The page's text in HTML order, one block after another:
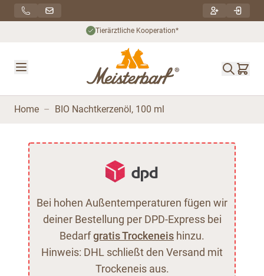
Direkt zum Inhalt
Tierärztliche Kooperation*
Home – BIO Nachtkerzenöl, 100 ml
Bei hohen Außentemperaturen fügen wir
deiner Bestellung per DPD-Express bei
Bedarfgratis Trockeneis hinzu.
Hinweis: DHL schließt den Versand mit
Trockeneis aus.